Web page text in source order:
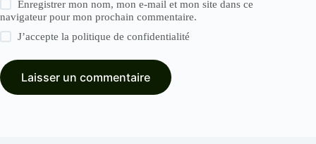
Enregistrer mon nom, mon e-mail et mon site dans ce
navigateur pour mon prochain commentaire.
J’accepte lapolitique de confidentialité
Laisser un commentaire